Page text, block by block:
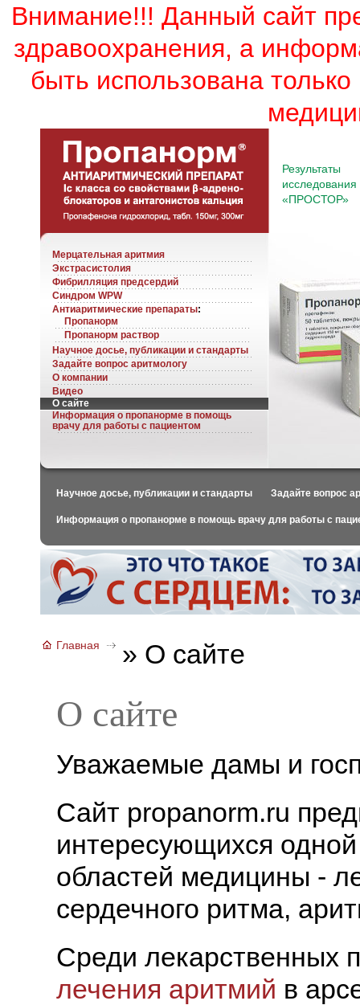
Внимание!!! Данный сайт
здравоохранения, а
быть использована
Результаты
исследования
«ПРОСТОР»
Мерцательная аритмия
Экстрасистолия
Фибрилляция предсердий
Синдром WPW
Антиаритмические препараты:
Пропанорм
Пропанорм раствор
Научное досье, публикации и стандарты
Задайте вопрос аритмологу
О компании
Видео
О сайте
Информация о пропанорме в помощь
врачу для работы с пациентом
Научное досье, публикации и стандарты Задайте вопрос
Информация о пропанорме в помощь врачу для работы с
Главная » О сайте
О сайте
Уважаемые дамы и
Сайт propanorm.ru
интересующихся
областей медицины -
сердечного ритма,
Среди лекарственных
лечения аритмий в